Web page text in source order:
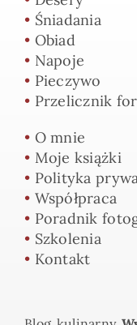
• Śniadania
• Obiad
• Napoje
• Pieczywo
• Przelicznik
• O mnie
• Moje książki
• Polityka
• Współpraca
• Poradnik
• Szkolenia
• Kontakt